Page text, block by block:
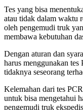
Tes yang bisa
atau tidak dalam waktu
oleh pengemudi truk
membawa kebutuhan
Dengan aturan dan
harus menggunakan
tidaknya seseorang
Kelemahan dari tes
untuk bisa mengetahui
pengemudi truk